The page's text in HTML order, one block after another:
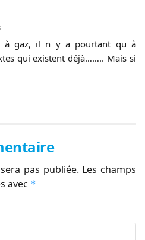
à gaz, il n y a pourtant qu à
qui existent déjà…….. Mais si
pas publiée. Les champs
avec *